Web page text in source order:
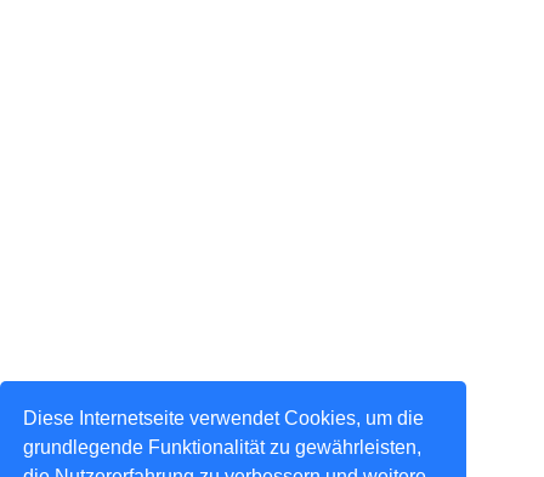
Diese Internetseite verwendet Cookies, um die
grundlegende Funktionalität zu gewährleisten,